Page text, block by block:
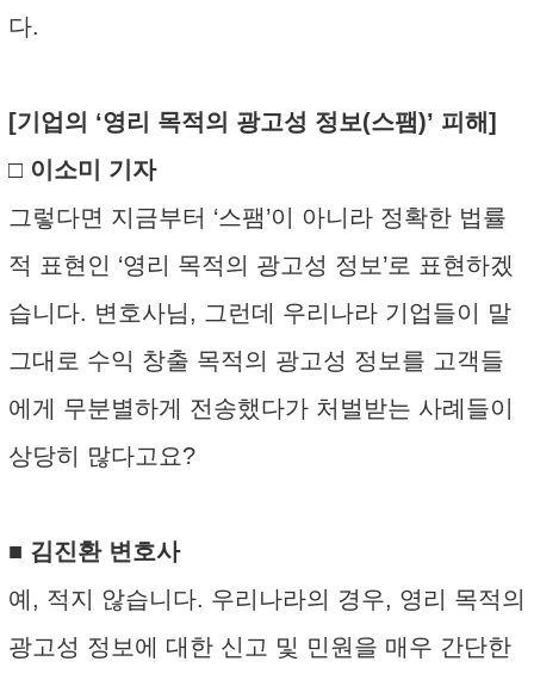
다.
[기업의 ‘영리 목적의 광고성 정보(스팸)’ 피해]
□ 이소미 기자
그렇다면 지금부터 ‘스팸’이 아니라 정확한 법률
적 표현인 ‘영리 목적의 광고성 정보’로 표현하겠
습니다. 변호사님, 그런데 우리나라 기업들이 말
그대로 수익 창출 목적의 광고성 정보를 고객들
에게 무분별하게 전송했다가 처벌받는 사례들이
상당히 많다고요?
■ 김진환 변호사
예, 적지 않습니다. 우리나라의 경우, 영리 목적의
광고성 정보에 대한 신고 및 민원을 매우 간단한